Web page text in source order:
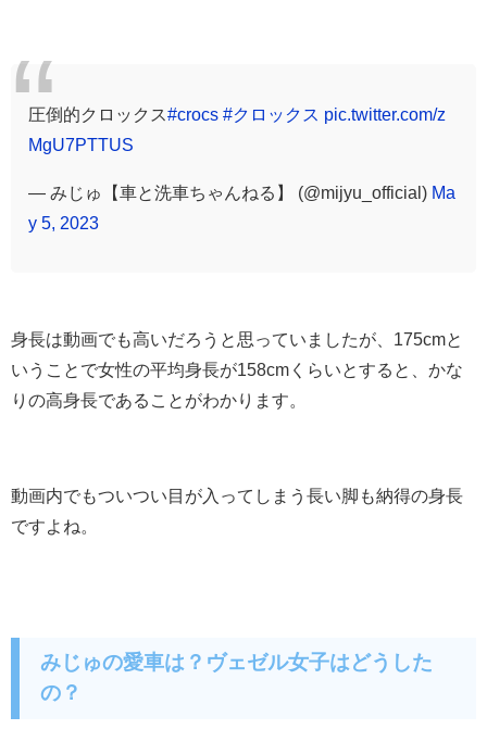
圧倒的クロックス#crocs #クロックス pic.twitter.com/z
MgU7PTTUS
— みじゅ【車と洗車ちゃんねる】 (@mijyu_official) Ma
y 5, 2023
身長は動画でも高いだろうと思っていましたが、175cmと
いうことで女性の平均身長が158cmくらいとすると、かな
りの高身長であることがわかります。
動画内でもついつい目が入ってしまう長い脚も納得の身長
ですよね。
みじゅの愛車は？ヴェゼル女子はどうした
の？